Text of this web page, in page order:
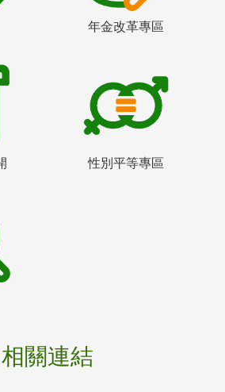
年金改革專區
性別平等專區
相關連結